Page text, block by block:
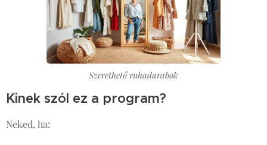
Szerethető ruhadarabok
Kinek szól ez a program?
Neked, ha: